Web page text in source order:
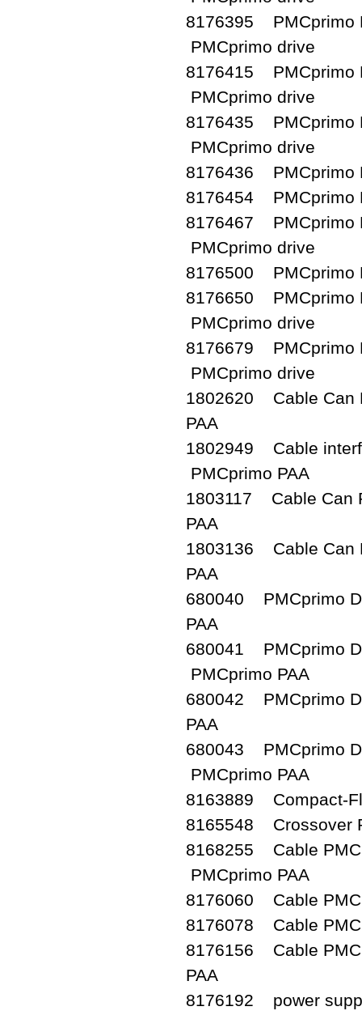
8176395 PMCprimo
PMCprimo drive
8176415 PMCprimo
PMCprimo drive
8176435 PMCprimo
PMCprimo drive
8176436 PMCprimo
8176454 PMCprimo
8176467 PMCprimo
PMCprimo drive
8176500 PMCprimo
8176650 PMCprimo
PMCprimo drive
8176679 PMCprimo
PMCprimo drive
1802620 Cable Can
PAA
1802949 Cable
PMCprimo PAA
1803117 Cable Can
PAA
1803136 Cable Can
PAA
680040 PMCprimo
PAA
680041 PMCprimo
PMCprimo PAA
680042 PMCprimo
PAA
680043 PMCprimo
PMCprimo PAA
8163889 Compact-
8165548 Crossover
8168255 Cable
PMCprimo PAA
8176060 Cable
8176078 Cable
8176156 Cable
PAA
8176192 power